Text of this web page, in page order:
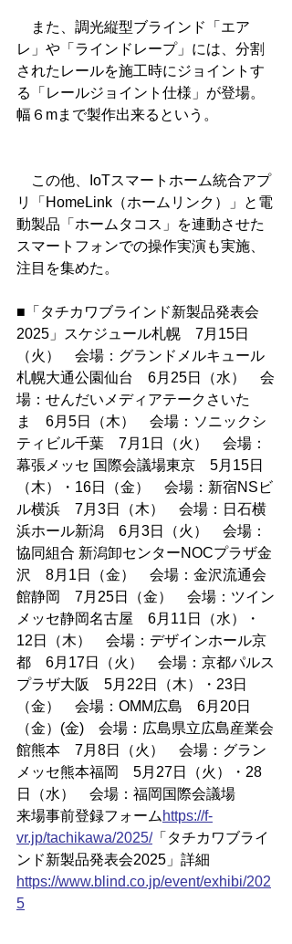
また、調光縦型ブラインド「エア
レ」や「ラインドレープ」には、分割
されたレールを施工時にジョイントす
る「レールジョイント仕様」が登場。
幅６mまで製作出来るという。
この他、IoTスマートホーム統合アプ
リ「HomeLink（ホームリンク）」と電
動製品「ホームタコス」を連動させた
スマートフォンでの操作実演も実施、
注目を集めた。
■「タチカワブラインド新製品発表会
2025」スケジュール札幌　7月15日
（火）　会場：グランドメルキュール
札幌大通公園仙台　6月25日（水）　会
場：せんだいメディアテークさいた
ま　6月5日（木）　会場：ソニックシ
ティビル千葉　7月1日（火）　会場：
幕張メッセ 国際会議場東京　5月15日
（木）・16日（金）　会場：新宿NSビ
ル横浜　7月3日（木）　会場：日石横
浜ホール新潟　6月3日（火）　会場：
協同組合 新潟卸センターNOCプラザ金
沢　8月1日（金）　会場：金沢流通会
館静岡　7月25日（金）　会場：ツイン
メッセ静岡名古屋　6月11日（水）・
12日（木）　会場：デザインホール京
都　6月17日（火）　会場：京都パルス
プラザ大阪　5月22日（木）・23日
（金）　会場：OMM広島　6月20日
（金）(金)　会場：広島県立広島産業会
館熊本　7月8日（火）　会場：グラン
メッセ熊本福岡　5月27日（火）・28
日（水）　会場：福岡国際会議場
来場事前登録フォーム https://f-
vr.jp/tachikawa/2025/ 「タチカワブライ
ンド新製品発表会2025」詳細
https://www.blind.co.jp/event/exhibi/202
5